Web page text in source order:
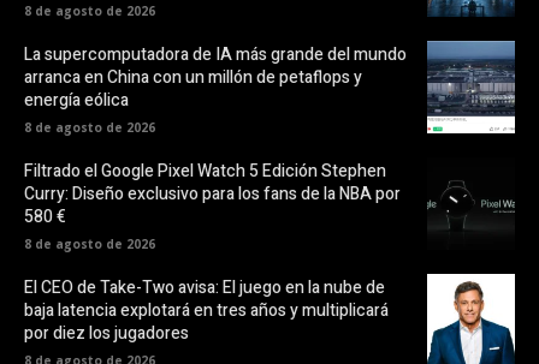
8 de agosto de 2026
La supercomputadora de IA más grande del mundo
arranca en China con un millón de petaflops y
energía eólica
8 de agosto de 2026
Filtrado el Google Pixel Watch 5 Edición Stephen
Curry: Diseño exclusivo para los fans de la NBA por
580 €
8 de agosto de 2026
El CEO de Take-Two avisa: El juego en la nube de
baja latencia explotará en tres años y multiplicará
por diez los jugadores
8 de agosto de 2026